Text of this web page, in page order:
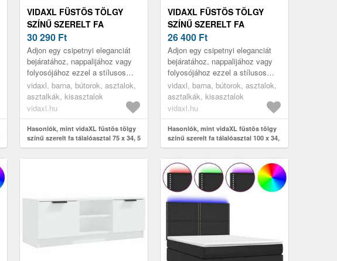
VIDAXL FÜSTÖS TÖLGY
SZÍNŰ SZERELT FA
TÁLALÓASZTAL 75 X 34, 5 X
75 CM
30 290 Ft
Adjon egy csipetnyi eleganciát
bejáratához, nappalijához vagy
folyosójához ezzel a stílusos
konzolasztallal.
vidaxl, barna, bútorok, asztalok,
asztalkák, kisasztalok
vidaxl.hu
Hasonlók, mint vidaXL füstös tölgy
színű szerelt fa tálalóasztal 75 x 34, 5
x 75 cm
VIDAXL FÜSTÖS TÖLGY
SZÍNŰ SZERELT FA
TÁLALÓASZTAL 100 X 34, 5
X 75 CM
26 400 Ft
Adjon egy csipetnyi eleganciát
bejáratához, nappalijához vagy
folyosójához ezzel a stílusos
konzolasztallal.
vidaxl, barna, bútorok, asztalok,
asztalkák, kisasztalok
vidaxl.hu
Hasonlók, mint vidaXL füstös tölgy
színű szerelt fa tálalóasztal 100 x 34,
5 x 75 cm